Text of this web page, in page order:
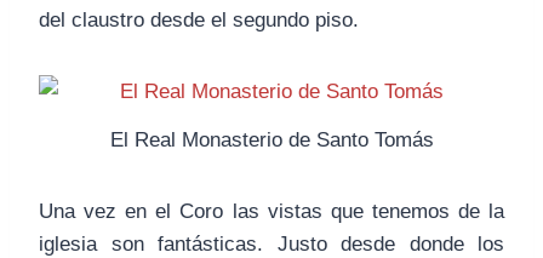
del claustro desde el segundo piso.
El Real Monasterio de Santo Tomás
Una vez en el Coro las vistas que tenemos de la
iglesia son fantásticas. Justo desde donde los